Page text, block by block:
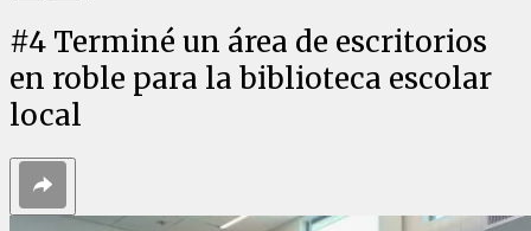
#4 Terminé un área de escritorios
en roble para la biblioteca escolar
local